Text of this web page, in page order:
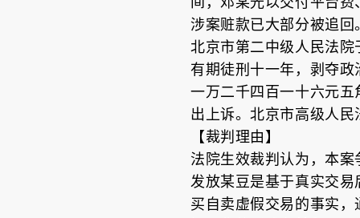
涉案赃款已大部分被追回
北京市第二中级人民法院
有期徒刑十一年，剥夺
一万二千四百一十六元
出上诉。北京市高级人
【裁判理由】
法院生效裁判认为，本
发放某豆是基于真实交
买自卖虚假交易的事实